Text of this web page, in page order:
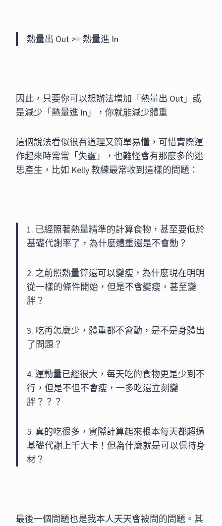
熱量出 Out >= 熱量進 In
因此，只要你可以想辦法增加「熱量出 Out」或
是減少「熱量進 In」，你就能減少體重
這個說法看似很有道理又簡單易懂，可惜實際運
作起來時常常「失靈」，也難怪會有那麼多的迷
思產生，比如 Kelly 教練最常收到這樣的問題：
1. 已經照著熱量精準的計算食物，甚至要低於
基礎代謝率了，為什麼體重還是不會動？
2. 之前照熱量算還可以變瘦，為什麼現在明明
從一樣的條件開始，但是不會變瘦，甚至變
胖？
3. 吃再怎麼少，體重都不會動，是不是身體出
了問題？
4. 運動量已經很大，每天吃的食物更是少到不
行，但是不但不會瘦，一多吃還立刻變
胖？？？
5. 真的吃很多，實際計算起來根本每天都超過
基礎代謝上千大卡！但為什麼就是可以保持身
材？
最後一個問題也是我本人天天會被問的問題。其